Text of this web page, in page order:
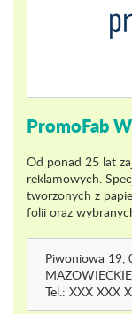
PromoFab
Od ponad 25 lat
reklamowych.
tworzonych z
folii oraz
Piwoniowa 19,
MAZOWIECKIE
Tel.: XXX XXX